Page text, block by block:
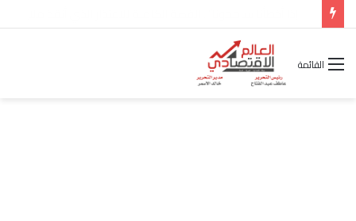
القائمة